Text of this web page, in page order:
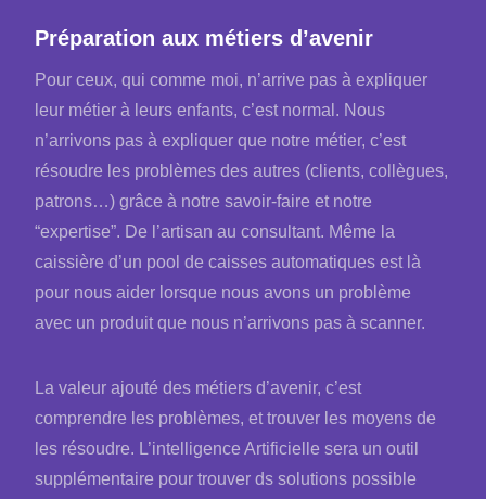
Préparation aux métiers d’avenir
Pour ceux, qui comme moi, n’arrive pas à expliquer
leur métier à leurs enfants, c’est normal. Nous
n’arrivons pas à expliquer que notre métier, c’est
résoudre les problèmes des autres (clients, collègues,
patrons…) grâce à notre savoir-faire et notre
“expertise”. De l’artisan au consultant. Même la
caissière d’un pool de caisses automatiques est là
pour nous aider lorsque nous avons un problème
avec un produit que nous n’arrivons pas à scanner.
La valeur ajouté des métiers d’avenir, c’est
comprendre les problèmes, et trouver les moyens de
les résoudre. L’intelligence Artificielle sera un outil
supplémentaire pour trouver ds solutions possible